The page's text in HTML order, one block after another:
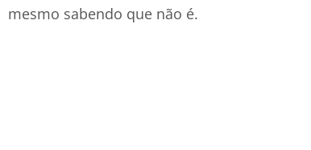
mesmo sabendo que não é.